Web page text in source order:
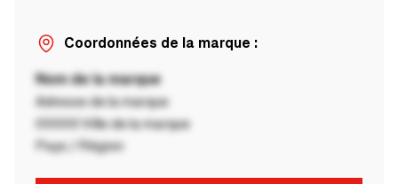
Coordonnées de la marque :
Nom de la marque
Adresse de la marque
00000 Ville de la marque
Pays / Région